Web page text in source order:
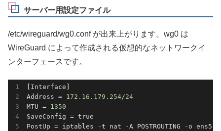
サーバー用設定ファイル
/etc/wireguard/wg0.conf が出来上がります。wg0 は
WireGuard によって作成される仮想的なネットワークイ
ンターフェースです。
[Interface]
Address = 172.16 .179 .254/24
MTU = 1350
SaveConfig = true
PostUp = iptables -t nat -A POSTROUTING -o ens5 -